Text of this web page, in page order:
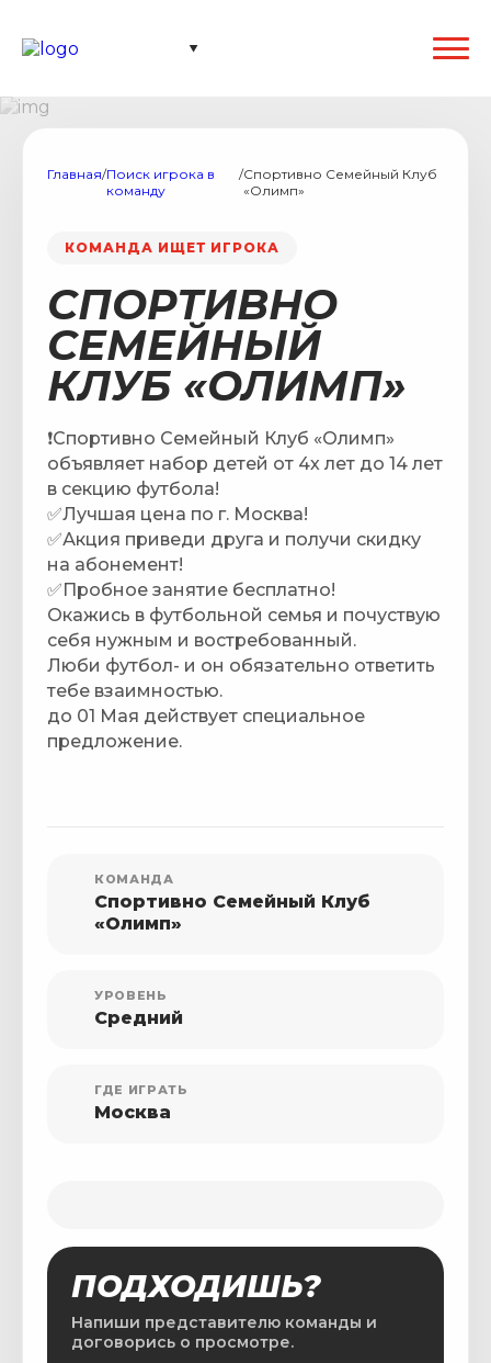
Главная/Поиск игрока в
команду
/Спортивно Семейный Клуб
«Олимп»
КОМАНДА ИЩЕТ ИГРОКА
СПОРТИВНО
СЕМЕЙНЫЙ
КЛУБ «ОЛИМП»
❗️Спортивно Семейный Клуб «Олимп»
объявляет набор детей от 4х лет до 14 лет
в секцию футбола!
✅Лучшая цена по г. Москва!
✅Акция приведи друга и получи скидку
на абонемент!
✅Пробное занятие бесплатно!
Окажись в футбольной семья и почуствую
себя нужным и востребованный.
Люби футбол- и он обязательно ответить
тебе взаимностью.
до 01 Мая действует специальное
предложение.
КОМАНДА
Спортивно Семейный Клуб
«Олимп»
УРОВЕНЬ
Средний
ГДЕ ИГРАТЬ
Москва
ПОДХОДИШЬ?
Напиши представителю команды и
договорись о просмотре.